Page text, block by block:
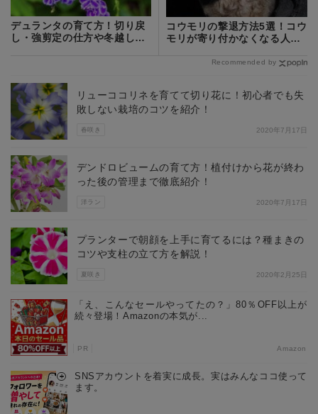
デュランタの育て方！切り戻
し・強剪定の仕方や冬越し対
コウモリの撃退方法5選！コウ
モリが寄り付かなくなる人気
Recommended by
春咲き
リューココリネを育てて切り花に！初心者でも失
敗しない栽培のコツを紹介！
2020年7月17日
洋ラン
デンドロビュームの育て方！植付けから花が終わ
った後の管理まで徹底紹介！
2020年7月17日
夏咲き
プランターで朝顔を上手に育てるには？種まきの
コツや支柱の立て方を解説！
2020年2月25日
「え、こんなセールやってたの？」80％OFF以上が
続々登場！Amazonの本気が...
PR Amazon
SNSアカウントを着実に成長。実はみんなココ使って
ます。